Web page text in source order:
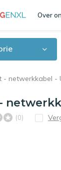
Over
- netwerkkabel -
(0)